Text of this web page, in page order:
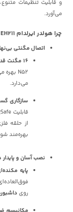
و قابلیت تنظیمات
می‌آورد.
چرا هولدر ایرلدام EH211 بهترین انتخاب شماست؟
اتصال مگنتی
16 مگنت قدرتمند N52:
N52 بهره می‌برد که گوشی شما را با
می‌دارد.
سازگاری
از حلقه
بهره‌مند
نصب آسان و پایدار
پایه
روی